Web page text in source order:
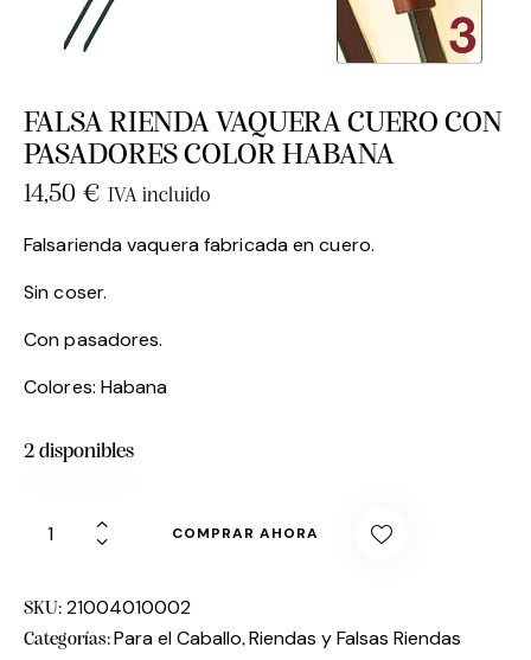
FALSA RIENDA VAQUERA CUERO CON
PASADORES COLOR HABANA
14,50 € IVA incluido
Falsarienda vaquera fabricada en cuero.
Sin coser.
Con pasadores.
Colores: Habana
2 disponibles
COMPRAR AHORA
SKU: 21004010002
Categorías: Para el Caballo, Riendas y Falsas Riendas